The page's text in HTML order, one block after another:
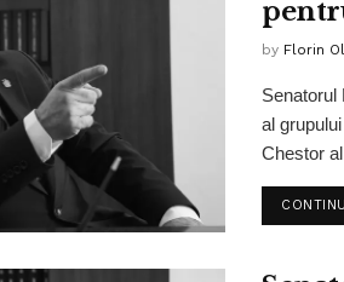
by Florin
Senatorul
al
Chestor